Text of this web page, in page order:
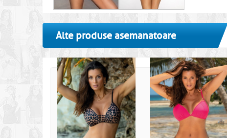
Alte produse asemanatoare